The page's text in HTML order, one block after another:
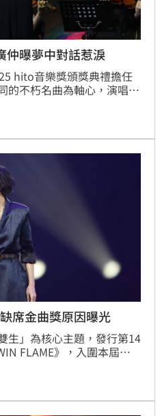
曝夢中對話惹淚
hito音樂獎頒獎典禮擔任
的不朽名曲為軸心，演唱
他，坦言在準備過程數度
席金曲獎原因曝光
生」為核心主題，發行第14
FLAME》，入圍本屆金
演唱〈雙生火焰〉，受訪